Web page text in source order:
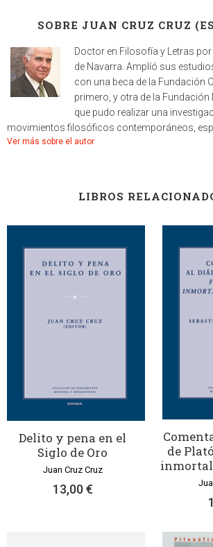
SOBRE JUAN CRUZ CRUZ
Doctor en Filosofía y Letras por
de Navarra. Amplíó sus
con una beca de la Fundación
primero, y otra de la
que pudo realizar una
movimientos filosóficos contemporáneos,
Ver más sobre el autor
LIBROS
Delito y pena en el
Siglo de Oro
Juan Cruz Cruz
13,00 €
de